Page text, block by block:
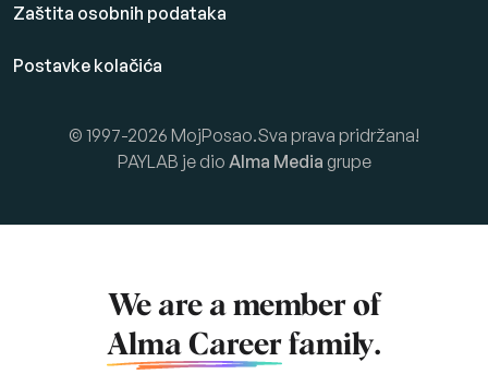
Zaštita osobnih podataka
Postavke kolačića
© 1997-2026 MojPosao.Sva prava pridržana!
PAYLAB je dio Alma Media grupe
We are a member of
Alma Career family.